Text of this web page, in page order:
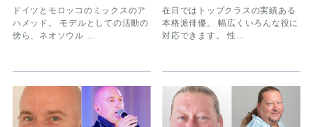
ドイツとモロッコのミックスのア
ハメッド。 モデルとしての活動の
傍ら、ネオソウル …
在日ではトップクラスの実績ある
本格派俳優。 幅広くいろんな役に
対応できます。 性…